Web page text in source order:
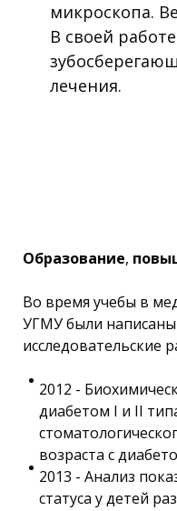
микроскопа.
В своей
лечения.
Образование,
Во время учебы в
УГМУ были
исследовательские
2012 -
диабетом I и II
возраста с
2013 - Анализ
статуса у детей